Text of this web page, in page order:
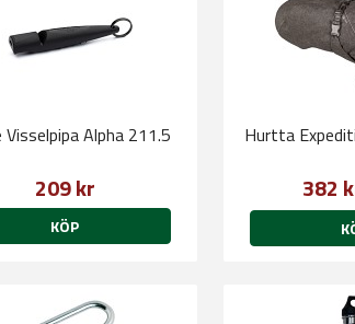
Visselpipa Alpha 211.5
209 kr
KÖP
Hurtta
382